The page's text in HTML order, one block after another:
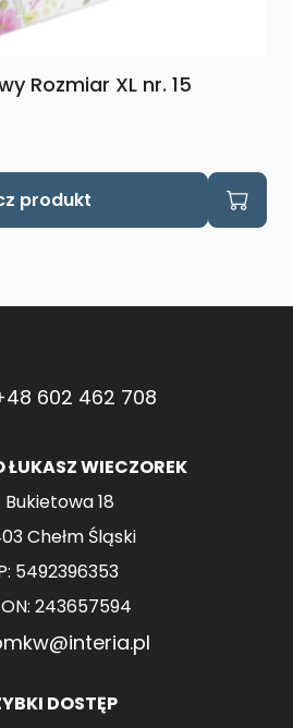
Rozmiar XL nr. 15
produkt
602 462 708
ŁUKASZ WIECZOREK
Bukietowa 18
Chełm Śląski
5492396353
243657594
DOSTĘP